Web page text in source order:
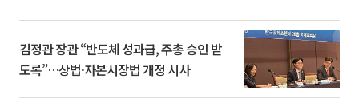
김정관 장관 “반도체 성과급, 주총 승인 받
도록”…상법·자본시장법 개정 시사